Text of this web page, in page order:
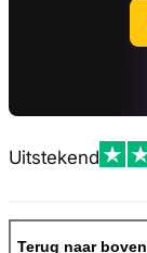
Uitstekend
Terug naar boven